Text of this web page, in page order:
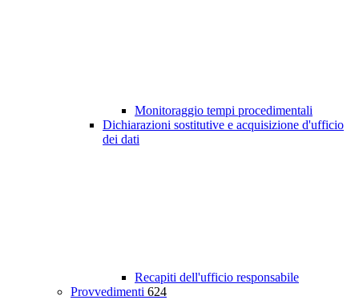
Monitoraggio tempi procedimentali
Dichiarazioni sostitutive e acquisizione d'ufficio
dei dati
Recapiti dell'ufficio responsabile
Provvedimenti 624